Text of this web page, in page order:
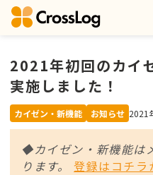
2021年初回のカイ
実施しました！
カイゼン・新機能 お知らせ 2021
◆カイゼン・新機能は
ります。
登録はコチラ